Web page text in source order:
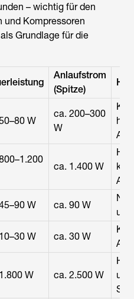
– wichtig für den
und Kompressoren
Grundlage für die
Anlaufstrom
(Spitze)
W
ca. 200–300
W
hat
ca. 1.400 W
kein
W ca. 90 W
W ca. 30 W
W ca. 2.500 W
und